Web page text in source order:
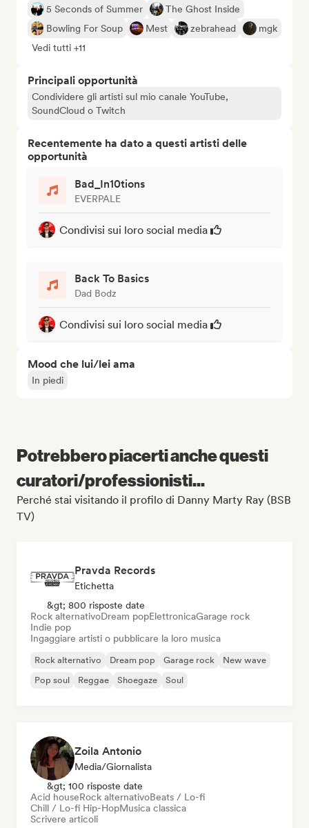
5 Seconds of Summer
The Ghost Inside
Bowling For Soup
Mest zebrahead
mgk
Vedi tutti +11
Principali opportunità
Condividere gli artisti sul mio canale YouTube,
SoundCloud o Twitch
Recentemente ha dato a questi artisti delle
opportunità
Bad_In10tions
EVERPALE
Condivisi sui loro social media
Back To Basics
Dad Bodz
Condivisi sui loro social media
Mood che lui/lei ama
In piedi
Potrebbero piacerti anche questi
curatori/professionisti...
Perché stai visitando il profilo di Danny Marty Ray (BSB
TV)
Pravda Records
Etichetta
&gt; 800 risposte date
Rock alternativoDream popElettronicaGarage rock
Indie pop
Ingaggiare artisti o pubblicare la loro musica
Rock alternativo Dream pop Garage rock
New wave
Pop soul
Reggae Shoegaze Soul
Zoila Antonio
Media/Giornalista
&gt; 100 risposte date
Acid houseRock alternativoBeats / Lo-fi
Chill / Lo-fi Hip-HopMusica classica
Scrivere articoli